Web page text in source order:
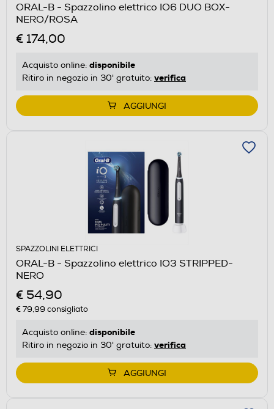
ORAL-B - Spazzolino elettrico IO6 DUO BOX-
NERO/ROSA
€ 174,00
Acquisto online: disponibile
Ritiro in negozio in 30' gratuito: verifica
AGGIUNGI
SPAZZOLINI ELETTRICI
ORAL-B - Spazzolino elettrico IO3 STRIPPED-
NERO
€ 54,90
€ 79,99 consigliato
Acquisto online: disponibile
Ritiro in negozio in 30' gratuito: verifica
AGGIUNGI